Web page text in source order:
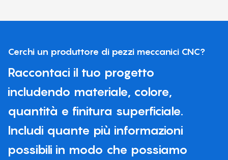
Cerchi un produttore di pezzi meccanici CNC?
Raccontaci il tuo progetto
includendo materiale, colore,
quantità e finitura superficiale.
Includi quante più informazioni
possibili in modo che possiamo